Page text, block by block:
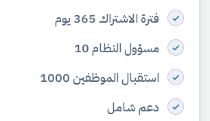
فترة الاشتراك 365 يوم
مسؤول النظام 10
استقبال الموظفين 1000
دعم شامل